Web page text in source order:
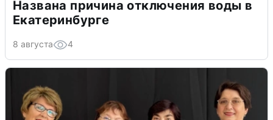
Названа причина отключения воды в
Екатеринбурге
8 августа 4